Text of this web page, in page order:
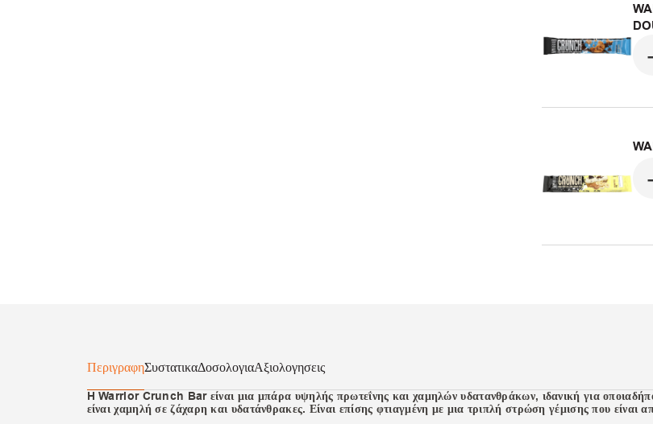
ΠεριγραφηΣυστατικαΔοσολογιαΑξιολογησεις
H Warrior Crunch Bar είναι μια μπάρα υψηλής πρωτεΐνης και χαμηλών υδατανθράκων, ιδανική για
είναι χαμηλή σε ζάχαρη και υδατάνθρακες. Είναι επίσης φτιαγμένη με μια τριπλή στρώση γέμισης που είναι